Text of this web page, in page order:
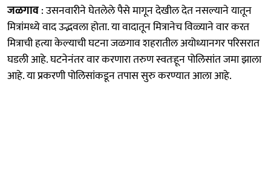
जळगाव: उसनवारीने घेतलेले पैसे मागून देखील देत नसल्याने यातून
मित्रांमध्ये वाद उद्भवला होता. या वादातून मित्रानेच विळ्याने वार करत
मित्राची हत्या केल्याची घटना जळगाव शहरातील अयोध्यानगर परिसरात
घडली आहे. घटनेनंतर वार करणारा तरुण स्वतःहून पोलिसांत जमा झाला
आहे. या प्रकरणी पोलिसांकडून तपास सुरु करण्यात आला आहे.